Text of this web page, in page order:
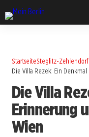
StartseiteSteglitz-Zehlendorf
Die Villa Rezek: Ein
Die Villa
Erinnerung
Wien